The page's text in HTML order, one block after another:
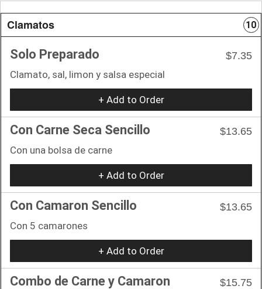
Clamatos 10
Solo Preparado
$7.35
Clamato, sal, limon y salsa especial
+ Add to Order
Con Carne Seca Sencillo
$13.65
Con una bolsa de carne
+ Add to Order
Con Camaron Sencillo
$13.65
Con 5 camarones
+ Add to Order
Combo de Carne y Camaron
$15.75